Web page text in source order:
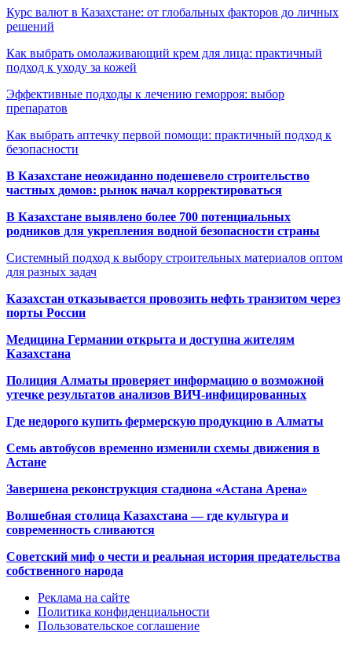
Курс валют в Казахстане: от глобальных факторов до личных
решений
Как выбрать омолаживающий крем для лица: практичный
подход к уходу за кожей
Эффективные подходы к лечению геморроя: выбор
препаратов
Как выбрать аптечку первой помощи: практичный подход к
безопасности
В Казахстане неожиданно подешевело строительство
частных домов: рынок начал корректироваться
В Казахстане выявлено более 700 потенциальных
родников для укрепления водной безопасности страны
Системный подход к выбору строительных материалов оптом
для разных задач
Казахстан отказывается провозить нефть транзитом через
порты России
Медицина Германии открыта и доступна жителям
Казахстана
Полиция Алматы проверяет информацию о возможной
утечке результатов анализов ВИЧ-инфицированных
Где недорого купить фермерскую продукцию в Алматы
Семь автобусов временно изменили схемы движения в
Астане
Завершена реконструкция стадиона «Астана Арена»
Волшебная столица Казахстана — где культура и
современность сливаются
Советский миф о чести и реальная история предательства
собственного народа
Реклама на сайте
Политика конфиденциальности
Пользовательское соглашение